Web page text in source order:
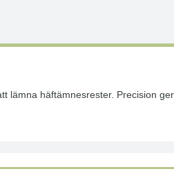
lämna häftämnesrester. Precision